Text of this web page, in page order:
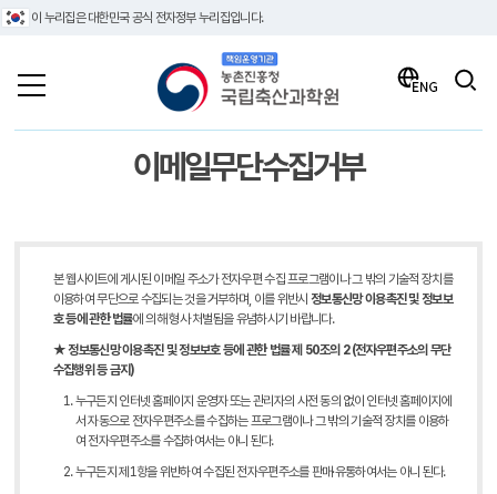
이 누리집은 대한민국 공식 전자정부 누리집입니다.
책임운영기관 농촌진흥청 국립축산과학원
이메일무단수집거부
본 웹사이트에 게시된 이메일 주소가 전자우편 수집 프로그램이나 그 밖의 기술적 장치를
이용하여 무단으로 수집되는 것을 거부하며, 이를 위반시정보통신망 이용촉진 및 정보보
호 등에 관한 법률에 의해 형사 처벌됨을 유념하시기 바랍니다.
★ 정보통신망 이용촉진 및 정보보호 등에 관한 법률 제 50조의 2 (전자우편주소의 무단
수집행위 등 금지)
누구든지 인터넷 홈페이지 운영자 또는 관리자의 사전 동의 없이 인터넷 홈페이지에
서 자동으로 전자우편주소를 수집하는 프로그램이나 그 밖의 기술적 장치를 이용하
여 전자우편주소를 수집하여서는 아니 된다.
누구든지 제1항을 위반하여 수집된 전자우편주소를 판매·유통하여서는 아니 된다.